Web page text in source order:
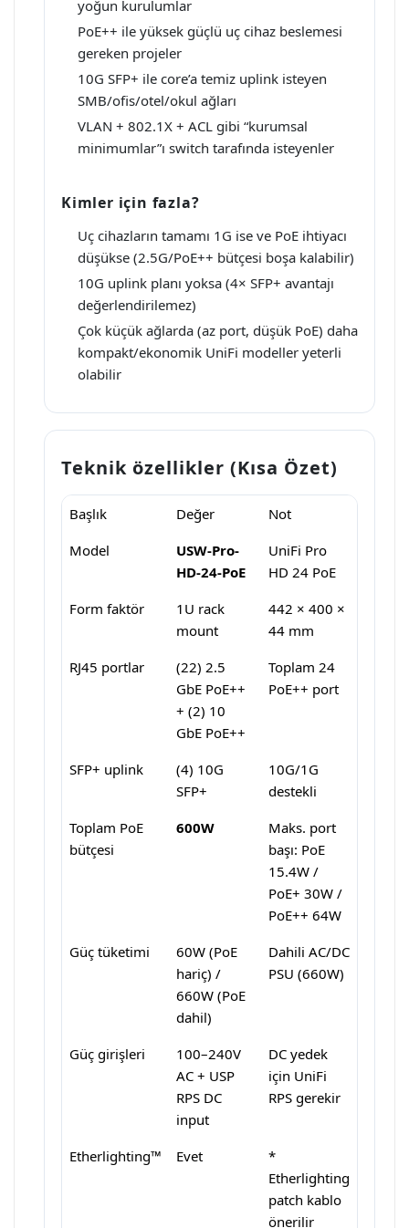
yoğun kurulumlar
PoE++ ile yüksek güçlü uç cihaz beslemesi
gereken projeler
10G SFP+ ile core’a temiz uplink isteyen
SMB/ofis/otel/okul ağları
VLAN + 802.1X + ACL gibi “kurumsal
minimumlar”ı switch tarafında isteyenler
Kimler için fazla?
Uç cihazların tamamı 1G ise ve PoE ihtiyacı
düşükse (2.5G/PoE++ bütçesi boşa kalabilir)
10G uplink planı yoksa (4× SFP+ avantajı
değerlendirilemez)
Çok küçük ağlarda (az port, düşük PoE) daha
kompakt/ekonomik UniFi modeller yeterli
olabilir
Teknik özellikler (Kısa Özet)
Başlık Değer
Not
Model
USW-Pro-
HD-24-PoE
UniFi Pro
HD 24 PoE
Form faktör
1U rack
mount
442 × 400 ×
44 mm
RJ45 portlar
(22) 2.5
GbE PoE++
+ (2) 10
GbE PoE++
Toplam 24
PoE++ port
SFP+ uplink
(4) 10G
SFP+
10G/1G
destekli
Toplam PoE
bütçesi
600W
Maks. port
başı: PoE
15.4W /
PoE+ 30W /
PoE++ 64W
Güç tüketimi
60W (PoE
hariç) /
660W (PoE
dahil)
Dahili AC/DC
PSU (660W)
Güç girişleri
100–240V
AC + USP
RPS DC
input
DC yedek
için UniFi
RPS gerekir
Etherlighting™ Evet
*
Etherlighting
patch kablo
önerilir